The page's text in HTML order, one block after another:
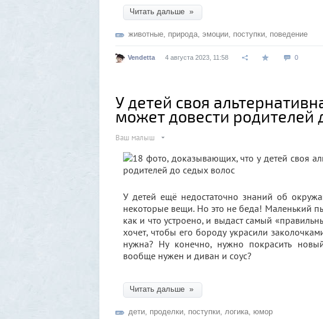
Читать дальше »
животные, природа, эмоции, поступки, поведение
Vendetta 4 августа 2023, 11:58 0
У детей своя
может довести родителей
Ваш малыш
У детей ещё недостаточно знаний об
некоторые вещи. Но это не беда! Маленький
как и что устроено, и выдаст самый
хочет, чтобы его бороду украсили
нужна? Ну конечно, нужно покрасить
вообще нужен и диван и соус?
Читать дальше »
дети, проделки, поступки, логика, юмор